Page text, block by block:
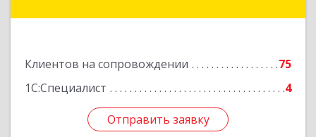
Клиентов на сопровождении
75
1С:Специалист
4
Отправить заявку
Отправить заявку